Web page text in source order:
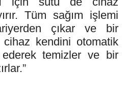
Tüm sağım işlemi
çıkar ve bir
kendini otomatik
temizler ve bir